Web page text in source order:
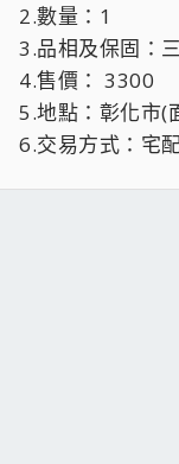
2.數量：1
3.品相及保固：
4.售價： 3300
5.地點：彰化市(
6.交易方式：宅